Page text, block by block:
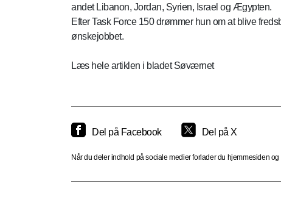
andet Libanon, Jordan, Syrien, Israel og Ægypten.
Efter Task Force 150 drømmer hun om at blive
ønskejobbet.
Læs hele artiklen i bladet Søværnet
Del på Facebook Del på X
Når du deler indhold på sociale medier forlader du hjemmesiden